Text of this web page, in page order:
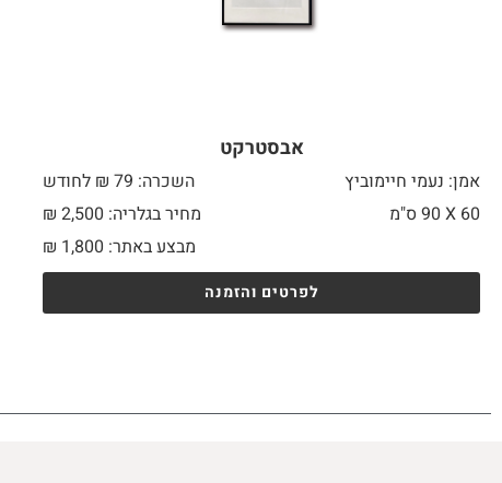
אבסטרקט
אמן: נעמי חיימוביץ
השכרה: 79 ₪ לחודש
60 X
מחיר בגלריה: 2,500 ₪
מבצע באתר:
₪ 1,800
לפרטים והזמנה